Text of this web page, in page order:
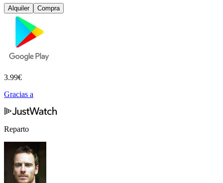
Alquiler Compra
3.99€
Gracias a
Reparto